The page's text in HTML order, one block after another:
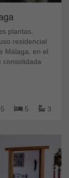
plantas,
residencial
Málaga, en el
consolidada
5 3